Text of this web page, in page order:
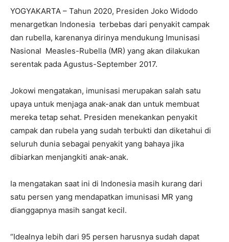
YOGYAKARTA – Tahun 2020, Presiden Joko Widodo
menargetkan Indonesia terbebas dari penyakit campak
dan rubella, karenanya dirinya mendukung Imunisasi
Nasional Measles-Rubella (MR) yang akan dilakukan
serentak pada Agustus-September 2017.
Jokowi mengatakan, imunisasi merupakan salah satu
upaya untuk menjaga anak-anak dan untuk membuat
mereka tetap sehat. Presiden menekankan penyakit
campak dan rubela yang sudah terbukti dan diketahui di
seluruh dunia sebagai penyakit yang bahaya jika
dibiarkan menjangkiti anak-anak.
Ia mengatakan saat ini di Indonesia masih kurang dari
satu persen yang mendapatkan imunisasi MR yang
dianggapnya masih sangat kecil.
“Idealnya lebih dari 95 persen harusnya sudah dapat